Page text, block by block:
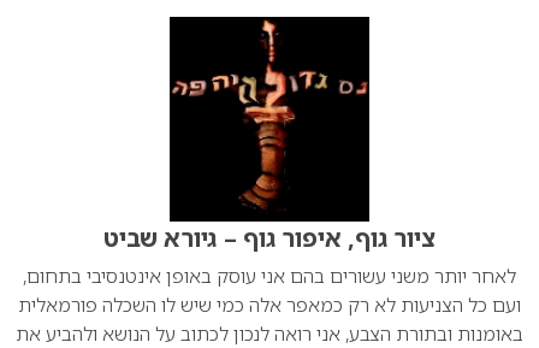
ציור גוף, איפור גוף – גיורא שביט
לאחר יותר משני עשורים בהם אני עוסק באופן אינטנסיבי בתחום,
ועם כל הצניעות לא רק כמאפר אלה כמי שיש לו השכלה פורמאלית
באומנות ובתורת הצבע, אני רואה לנכון לכתוב על הנושא ולהביע את